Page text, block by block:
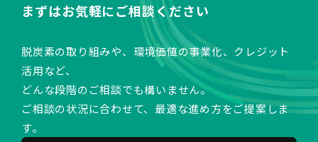
まずはお気軽にご相談ください
脱炭素の取り組みや、環境価値の事業化、クレジット
活用など、
どんな段階のご相談でも構いません。
ご相談の状況に合わせて、最適な進め方をご提案しま
す。